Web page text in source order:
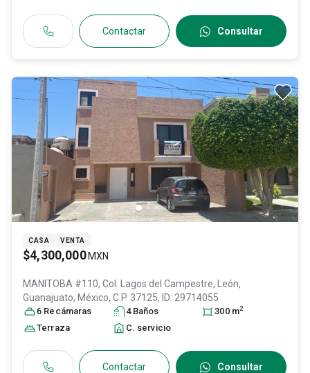
Contactar Consultar
CASA VENTA
$4,300,000 MXN
MANITOBA #110, Col. Lagos del Campestre, León,
Guanajuato, México, C.P. 37125, ID: 29714055
6 Recámaras 4 Baños 300 m2
Terraza C. servicio
Contactar Consultar